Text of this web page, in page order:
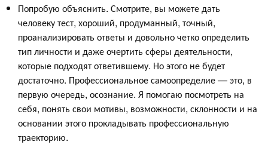
Попробую объяснить. Смотрите, вы можете дать
человеку тест, хороший, продуманный, точный,
проанализировать ответы и довольно четко определить
тип личности и даже очертить сферы деятельности,
которые подходят ответившему. Но этого не будет
достаточно. Профессиональное самоопределие — это, в
первую очередь, осознание. Я помогаю посмотреть на
себя, понять свои мотивы, возможности, склонности и на
основании этого прокладывать профессиональную
траекторию.